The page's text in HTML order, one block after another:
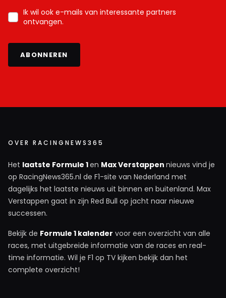
Ik wil ook e-mails van interessante partners
ontvangen.
ABONNEREN
OVER RACINGNEWS365
Het laatste Formule 1en Max Verstappen nieuws vind je
op RacingNews365.nl de F1-site van Nederland met
dagelijks het laatste nieuws uit binnen en buitenland. Max
Verstappen gaat in zijn Red Bull op jacht naar nieuwe
successen.
Bekijk de Formule 1 kalender voor een overzicht van alle
races, met uitgebreide informatie van de races en real-
time informatie. Wil je F1 op TV kijken bekijk dan het
complete overzicht!